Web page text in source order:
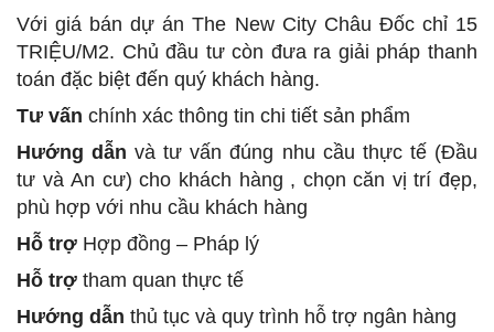
Với giá bán dự án The New City Châu Đốc chỉ 15
TRIỆU/M2. Chủ đầu tư còn đưa ra giải pháp thanh
toán đặc biệt đến quý khách hàng.
Tư vấn chính xác thông tin chi tiết sản phẩm
Hướng dẫn và tư vấn đúng nhu cầu thực tế (Đầu
tư và An cư) cho khách hàng , chọn căn vị trí đẹp,
phù hợp với nhu cầu khách hàng
Hỗ trợ Hợp đồng – Pháp lý
Hỗ trợ tham quan thực tế
Hướng dẫn thủ tục và quy trình hỗ trợ ngân hàng